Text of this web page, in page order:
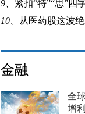
9、 紧扣“特”“思”四
10、
从医药股这波
金融
全
增